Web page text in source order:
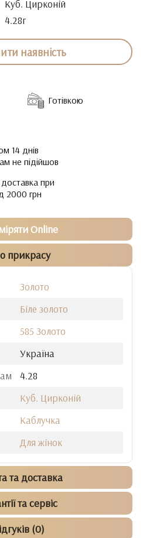
Куб. Цирконій
4.28г
наявність
Готівкою
14 днів
не підійшов
при
2000 грн
Online
прикрасу
Золото
Біле золото
585 Золото
Україна
4.28
Куб. Цирконій
Каблучка
Для жінок
та доставка
та сервіс
(0)